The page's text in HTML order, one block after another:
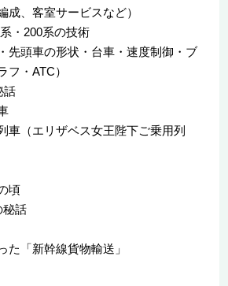
成、客室サービスなど）
・200系の技術
先頭車の形状・台車・速度制御・ブ
フ・ATC）
話
車（エリザベス女王陛下ご乗用列
頃
秘話
た「新幹線貨物輸送」